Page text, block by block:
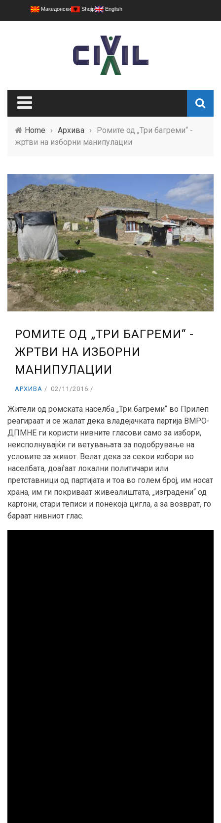
Македонски Shqip English
Home › Архива ›
Ромите од „Три багреми“ -
жртви на изборни манипулации
РОМИТЕ ОД „ТРИ БАГРЕМИ“ -
ЖРТВИ НА ИЗБОРНИ
МАНИПУЛАЦИИ
АРХИВА 02/11/2016
Жители од ромската населба „Три багреми“ во Прилеп
реагираат и се жалат дека владејачката партија ВМРО-
ДПМНЕ ги користи нивните гласови само за избори,
неисполнувајќи ги ветувањата за подобрување на
условите за живот. Велат дека за секои избори во
населбата, доаѓаат локални политичари или
претставници од партијата и тоа во голем број, им носат
храна, им ги покриваат живеалиштата, „изградени“ од
картони, стари теписи и понекоја цигла, а за возврат, го
бараат нивниот глас.